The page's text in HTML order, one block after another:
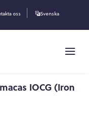
oss Svenska
IOCG (Iron